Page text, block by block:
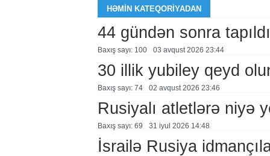
HƏMIN KATEQORIYADAN
44 gündən sonra tapıldı
Baxış sayı: 100 03 avqust 2026 23:44
30 illik yubiley qeyd
Baxış sayı: 74 02 avqust 2026 23:46
Rusiyalı atletlərə niyə
Baxış sayı: 69 31 i̇yul 2026 14:48
İsrailə Rusiya